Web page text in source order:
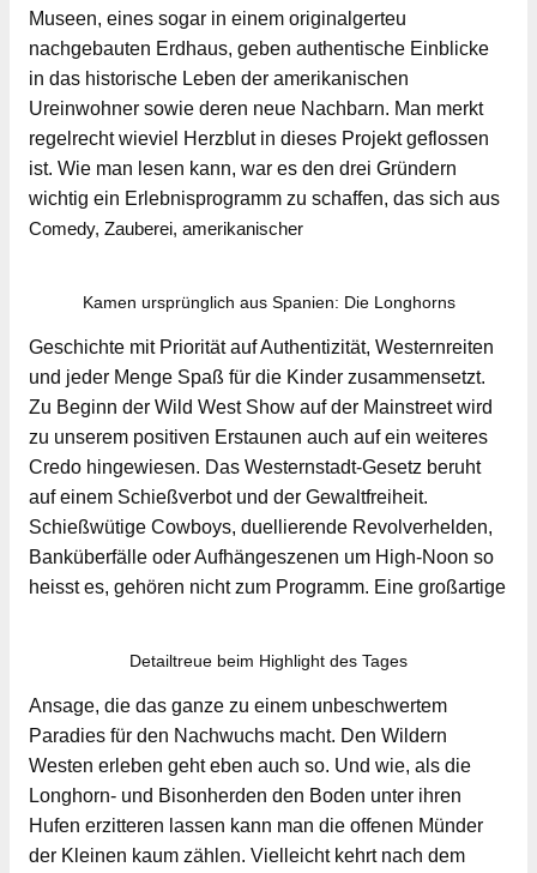
Museen, eines sogar in einem originalgerteu
nachgebauten Erdhaus, geben authentische Einblicke
in das historische Leben der amerikanischen
Ureinwohner sowie deren neue Nachbarn. Man merkt
regelrecht wieviel Herzblut in dieses Projekt geflossen
ist. Wie man lesen kann, war es den drei Gründern
wichtig ein Erlebnisprogramm zu schaffen, das sich aus
Comedy, Zauberei, amerikanischer
Kamen ursprünglich aus Spanien: Die Longhorns
Geschichte mit Priorität auf Authentizität, Westernreiten
und jeder Menge Spaß für die Kinder zusammensetzt.
Zu Beginn der Wild West Show auf der Mainstreet wird
zu unserem positiven Erstaunen auch auf ein weiteres
Credo hingewiesen. Das Westernstadt-Gesetz beruht
auf einem Schießverbot und der Gewaltfreiheit.
Schießwütige Cowboys, duellierende Revolverhelden,
Banküberfälle oder Aufhängeszenen um High-Noon so
heisst es, gehören nicht zum Programm. Eine großartige
Detailtreue beim Highlight des Tages
Ansage, die das ganze zu einem unbeschwertem
Paradies für den Nachwuchs macht. Den Wildern
Westen erleben geht eben auch so. Und wie, als die
Longhorn- und Bisonherden den Boden unter ihren
Hufen erzitteren lassen kann man die offenen Münder
der Kleinen kaum zählen. Vielleicht kehrt nach dem